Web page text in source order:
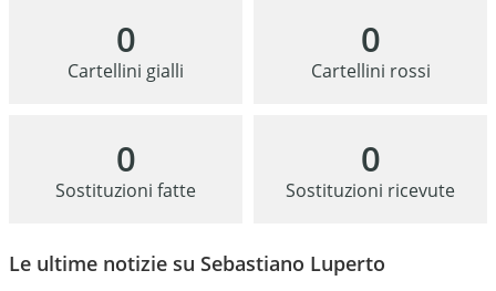
0
Cartellini gialli
0
Cartellini rossi
0
Sostituzioni fatte
0
Sostituzioni ricevute
Le ultime notizie su Sebastiano Luperto